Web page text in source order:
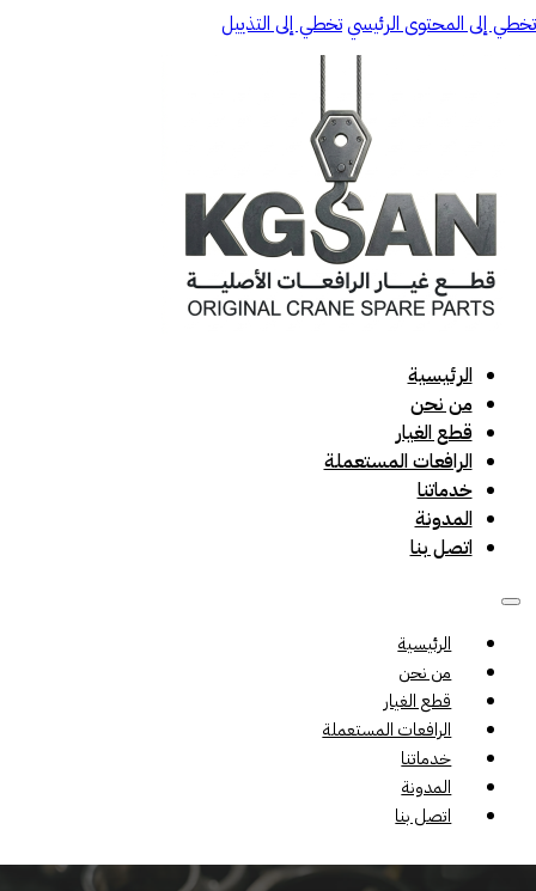
تخطي إلى المحتوى الرئيسيتخطي إلى التذييل
الرئيسية
من نحن
قطع الغيار
الرافعات المستعملة
خدماتنا
المدونة
اتصل بنا
الرئيسية
من نحن
قطع الغيار
الرافعات المستعملة
خدماتنا
المدونة
اتصل بنا